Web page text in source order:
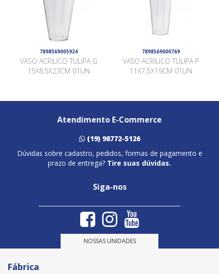
7898569005924
VASO ACRILICO TULIPA G
15X8,5X23CM 01UN
7898569000769
VASO ACRILICO TULIPA P
11X7,5X19CM 01UN
Atendimento E-Commerce
(19) 98772-5126
Dúvidas sobre cadastro, pedidos, formas de pagamento e
prazo de entrega? Tire suas dúvidas.
Siga-nos
NOSSAS UNIDADES
Fábrica